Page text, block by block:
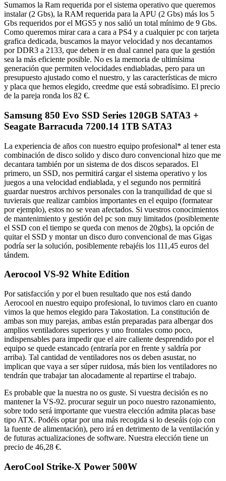
Sumamos la Ram requerida por el sistema operativo que queremos
instalar (2 Gbs), la RAM requerida para la APU (2 Gbs) más los 5
Gbs requeridos por el MGS5 y nos salió un total mínimo de 9 Gbs.
Como queremos mirar cara a cara a PS4 y a cualquier pc con tarjeta
grafica dedicada, buscamos la mayor velocidad y nos decantamos
por DDR3 a 2133, que deben ir en dual cannel para que la gestión
sea la más eficiente posible. No es la memoria de ultimísima
generación que permiten velocidades endiabladas, pero para un
presupuesto ajustado como el nuestro, y las características de micro
y placa que hemos elegido, creedme que está sobradísimo. El precio
de la pareja ronda los 82 €.
Samsung 850 Evo SSD Series 120GB SATA3 +
Seagate Barracuda 7200.14 1TB SATA3
La experiencia de años con nuestro equipo profesional* al tener esta
combinación de disco solido y disco duro convencional hizo que me
decantara también por un sistema de dos discos separados. El
primero, un SSD, nos permitirá cargar el sistema operativo y los
juegos a una velocidad endiablada, y el segundo nos permitirá
guardar nuestros archivos personales con la tranquilidad de que si
tuvierais que realizar cambios importantes en el equipo (formatear
por ejemplo), estos no se vean afectados. Si vuestros conocimientos
de mantenimiento y gestión del pc son muy limitados (posiblemente
el SSD con el tiempo se queda con menos de 20gbs), la opción de
quitar el SSD y montar un disco duro convencional de mas Gigas
podría ser la solución, posiblemente rebajéis los 111,45 euros del
tándem.
Aerocool VS-92 White Edition
Por satisfacción y por el buen resultado que nos está dando
Aerocool en nuestro equipo profesional, lo tuvimos claro en cuanto
vimos la que hemos elegido para Takostation. La constitución de
ambas son muy parejas, ambas están preparadas para albergar dos
amplios ventiladores superiores y uno frontales como poco,
indispensables para impedir que el aire caliente desprendido por el
equipo se quede estancado (entraría por en frente y saldría por
arriba). Tal cantidad de ventiladores nos os deben asustar, no
implican que vaya a ser súper ruidosa, más bien los ventiladores no
tendrán que trabajar tan alocadamente al repartirse el trabajo.
Es probable que la nuestra no os guste. Si vuestra decisión es no
mantener la VS-92. procurar seguir un poco nuestro razonamiento,
sobre todo será importante que vuestra elección admita placas base
tipo ATX. Podéis optar por una más recogida si lo deseáis (ojo con
la fuente de alimentación), pero irá en detrimento de la ventilación y
de futuras actualizaciones de software. Nuestra elección tiene un
precio de 46,28 €.
AeroCool Strike-X Power 500W